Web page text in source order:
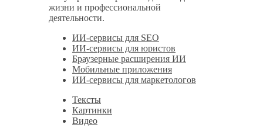
жизни и профессиональной
деятельности.
ИИ-сервисы для SEO
ИИ-сервисы для юристов
Браузерные расширения ИИ
Мобильные приложения
ИИ-сервисы для маркетологов
Тексты
Картинки
Видео